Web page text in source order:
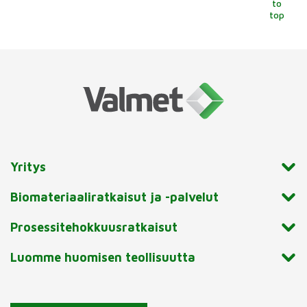
to
top
Yritys
Biomateriaaliratkaisut ja -palvelut
Prosessitehokkuusratkaisut
Luomme huomisen teollisuutta